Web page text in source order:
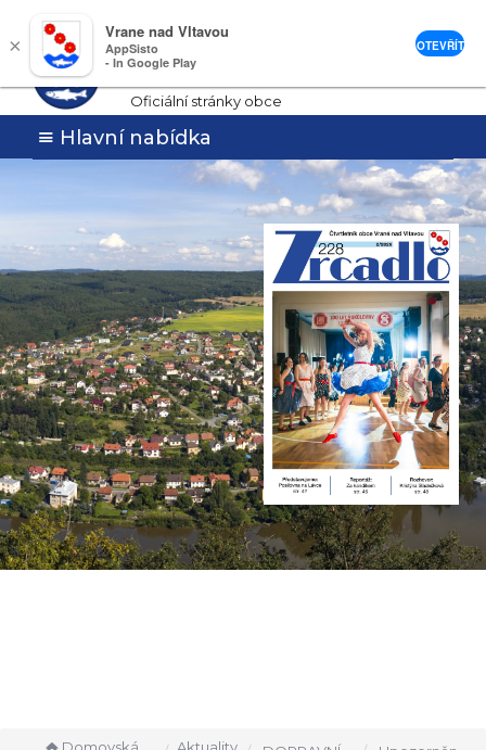
×
Vrane nad Vltavou
AppSisto
- In Google Play
OTEVŘÍT
Vrané nad
Vltavou
Oficiální stránky obce
Hlavní nabídka